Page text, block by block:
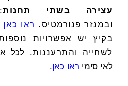
עצירה בשתי תחנות
ובמנזר פנורמטיס. ראו
בקיץ יש אפשרויות
לשחייה והתרעננות. לכל
לאי סימי ראו כאן.